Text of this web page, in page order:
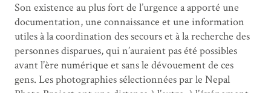
Son existence au plus fort de l’urgence a apporté une
documentation, une connaissance et une information
utiles à la coordination des secours et à la recherche des
personnes disparues, qui n’auraient pas été possibles
avant l’ère numérique et sans le dévouement de ces
gens. Les photographies sélectionnées par le Nepal